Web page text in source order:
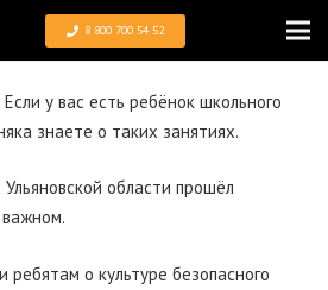
8 800 700 54 52
у вас есть ребёнок школьного
знаете о таких занятиях.
области прошёл
ребятам о культуре безопасного